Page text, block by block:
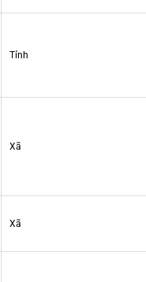
Tỉnh
Xã
Xã